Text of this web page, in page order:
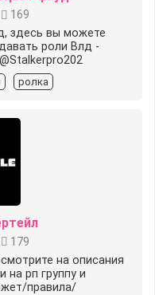
169
здесь вы можете
роли Влд -
ролка
179
на описания
на рп группу и
правила/